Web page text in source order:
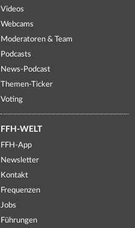
Videos
Webcams
Moderatoren & Team
Podcasts
News-Podcast
Themen-Ticker
Voting
FFH-WELT
FFH-App
Newsletter
Kontakt
Frequenzen
Jobs
Führungen